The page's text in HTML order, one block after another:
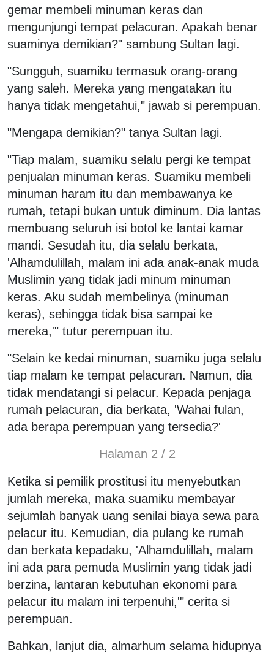
gemar membeli minuman keras dan
mengunjungi tempat pelacuran. Apakah benar
suaminya demikian?" sambung Sultan lagi.
"Sungguh, suamiku termasuk orang-orang
yang saleh. Mereka yang mengatakan itu
hanya tidak mengetahui," jawab si perempuan.
"Mengapa demikian?" tanya Sultan lagi.
"Tiap malam, suamiku selalu pergi ke tempat
penjualan minuman keras. Suamiku membeli
minuman haram itu dan membawanya ke
rumah, tetapi bukan untuk diminum. Dia lantas
membuang seluruh isi botol ke lantai kamar
mandi. Sesudah itu, dia selalu berkata,
'Alhamdulillah, malam ini ada anak-anak muda
Muslimin yang tidak jadi minum minuman
keras. Aku sudah membelinya (minuman
keras), sehingga tidak bisa sampai ke
mereka,'" tutur perempuan itu.
"Selain ke kedai minuman, suamiku juga selalu
tiap malam ke tempat pelacuran. Namun, dia
tidak mendatangi si pelacur. Kepada penjaga
rumah pelacuran, dia berkata, 'Wahai fulan,
ada berapa perempuan yang tersedia?'
Halaman 2 / 2
Ketika si pemilik prostitusi itu menyebutkan
jumlah mereka, maka suamiku membayar
sejumlah banyak uang senilai biaya sewa para
pelacur itu. Kemudian, dia pulang ke rumah
dan berkata kepadaku, 'Alhamdulillah, malam
ini ada para pemuda Muslimin yang tidak jadi
berzina, lantaran kebutuhan ekonomi para
pelacur itu malam ini terpenuhi,'" cerita si
perempuan.
Bahkan, lanjut dia, almarhum selama hidupnya